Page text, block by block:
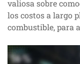
valiosa sobre
los costos a largo
combustible, para